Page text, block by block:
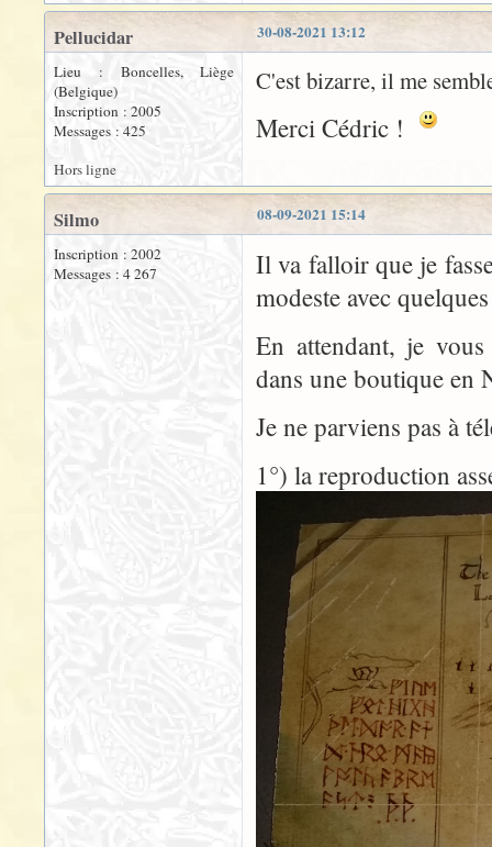
30-08-2021 13:12
Pellucidar
Lieu : Boncelles, Liège
(Belgique)
Inscription : 2005
Messages : 425
C'est bizarre, il me
Merci Cédric !
Hors ligne
08-09-2021 15:14
Silmo
Inscription : 2002
Messages : 4 267
Il va falloir que je
modeste avec
En attendant, je
dans une boutique en
Je ne parviens pas à
1°) la reproduction